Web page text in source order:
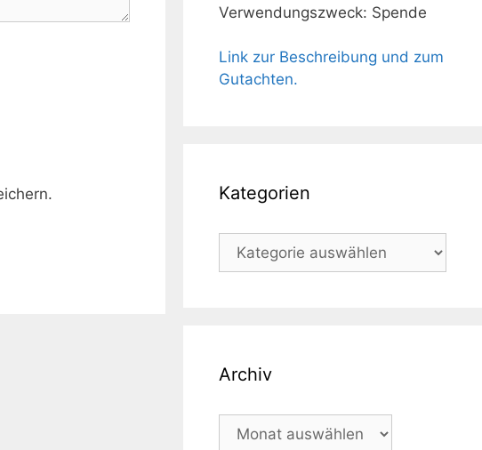
Verwendungszweck: Spende
Link zur Beschreibung und zum
Gutachten.
Kategorien
Kategorien
Archiv
Archiv